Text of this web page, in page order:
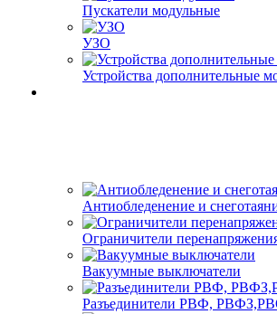
Пускатели модульные
УЗО
Устройства дополнительные
Антиобледенение и
Ограничители
Вакуумные выключатели
Разъединители РВФ,